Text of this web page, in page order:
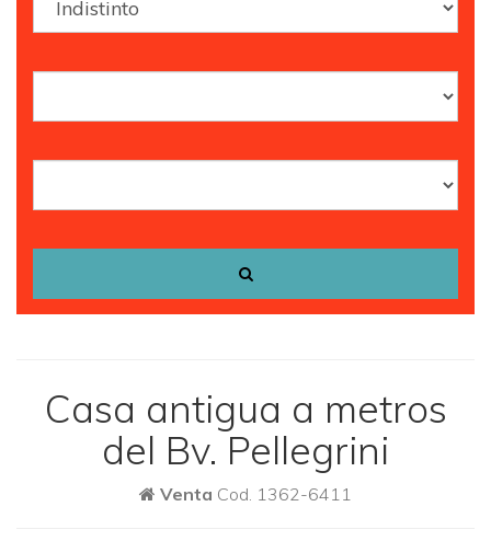
Casa antigua a metros
del Bv. Pellegrini
Venta Cod. 1362-6411